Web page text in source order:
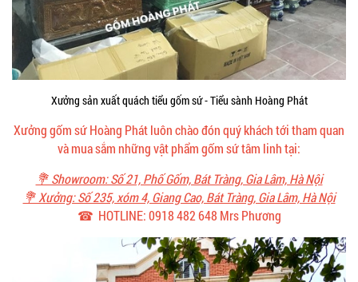
Xưởng sản xuất quách tiểu gốm sứ - Tiểu sành Hoàng Phát
Xưởng gốm sứ Hoàng Phát luôn chào đón quý khách tới tham quan
và mua sắm những vật phẩm gốm sứ tâm linh tại:
💐 Showroom: Số 21, Phố Gốm, Bát Tràng, Gia Lâm, Hà Nội
💐 Xưởng: Số 235, xóm 4, Giang Cao, Bát Tràng, Gia Lâm, Hà Nội
☎ HOTLINE: 0918 482 648 Mrs Phương